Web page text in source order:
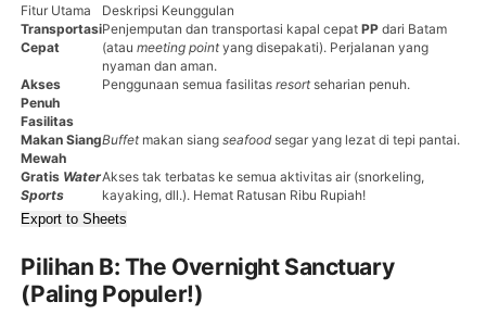
Fitur Utama
Deskripsi Keunggulan
Transportasi
Cepat
Penjemputan dan transportasi kapal cepatPP dari Batam
(ataumeeting pointyang disepakati). Perjalanan yang
nyaman dan aman.
Akses
Penuh
Fasilitas
Penggunaan semua fasilitasresortseharian penuh.
Makan Siang
Mewah
Buffetmakan siangseafoodsegar yang lezat di tepi pantai.
Gratis Water
Sports
Akses tak terbatas ke semua aktivitas air (snorkeling,
kayaking, dll.). Hemat Ratusan Ribu Rupiah!
Export to Sheets
Pilihan B: The Overnight Sanctuary
(Paling Populer!)